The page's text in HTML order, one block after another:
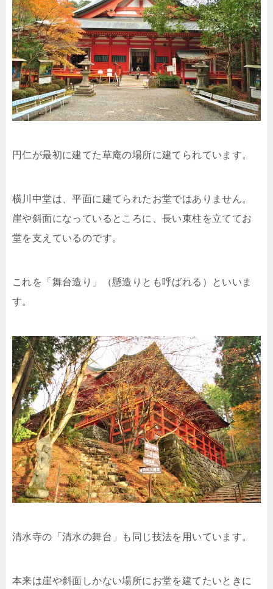
円仁が最初に建てた草庵の場所に建てられています。
横川中堂は、平面に建てられたお堂ではありません。
崖や斜面になっているところに、長い束柱を立ててお
堂を支えているのです。
これを「舞台造り」（懸造りとも呼ばれる）といいま
す。
清水寺の「清水の舞台」も同じ技法を用いています。
本来は崖や斜面しかない場所にお堂を建てたいときに